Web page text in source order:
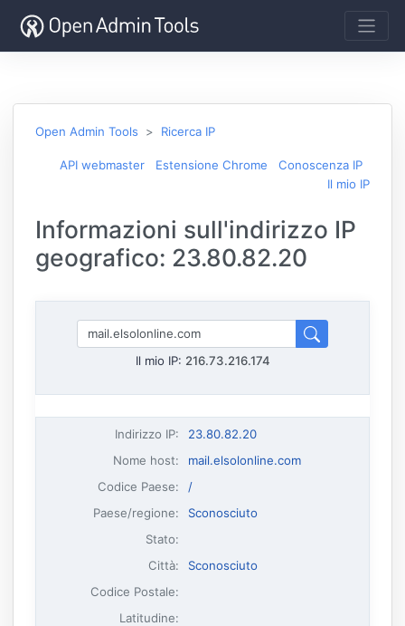
Open Admin Tools Ricerca IP
API webmaster Estensione Chrome
Conoscenza IP
Il mio IP
Informazioni sull'indirizzo IP
geografico: 23.80.82.20
Il mio IP: 216.73.216.174
Indirizzo IP:
23.80.82.20
Nome host:
mail.elsolonline.com
Codice Paese:
/
Paese/regione:
Sconosciuto
Stato:
Città:
Sconosciuto
Codice Postale:
Latitudine: